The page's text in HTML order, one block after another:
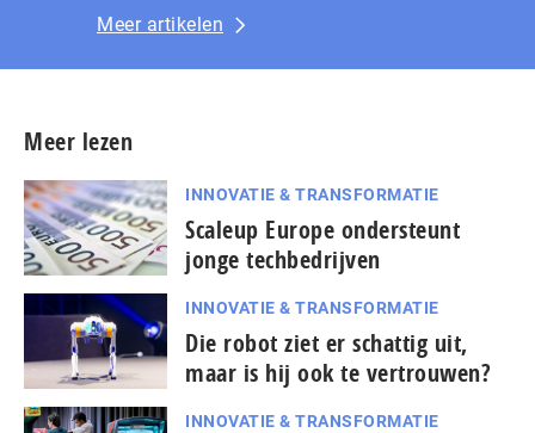
Meer artikelen
Meer lezen
INNOVATIE & TRANSFORMATIE
Scaleup Europe ondersteunt
jonge techbedrijven
INNOVATIE & TRANSFORMATIE
Die robot ziet er schattig uit,
maar is hij ook te vertrouwen?
INNOVATIE & TRANSFORMATIE